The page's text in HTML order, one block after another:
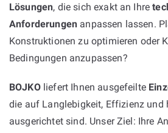
Lösungen, die sich exakt an Ihre
Anforderungen anpassen lassen.
Konstruktionen zu optimieren oder
Bedingungen anzupassen?
BOJKOliefert Ihnen ausgefeilte
die auf Langlebigkeit, Effizienz und
ausgerichtet sind. Unser Ziel: Ihre